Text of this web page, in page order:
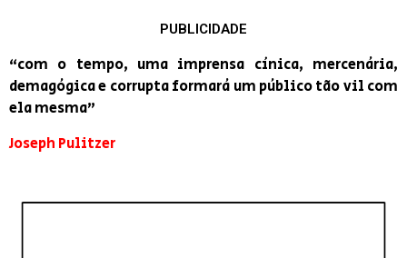
PUBLICIDADE
“com o tempo, uma imprensa cínica, mercenária,
demagógica e corrupta formará um público tão vil com
ela mesma”
Joseph Pulitzer